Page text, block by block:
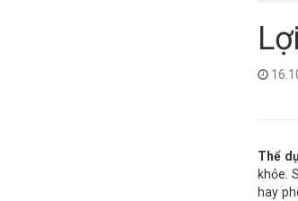
Thể
khỏe.
hay